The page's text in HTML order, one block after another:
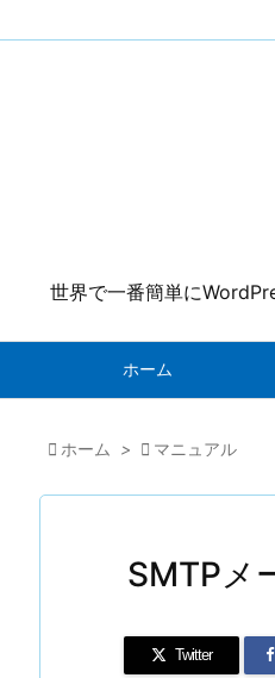
世界で一番簡単に
ホーム
 ホーム >  マニュアル
SMTPメ
Twitter